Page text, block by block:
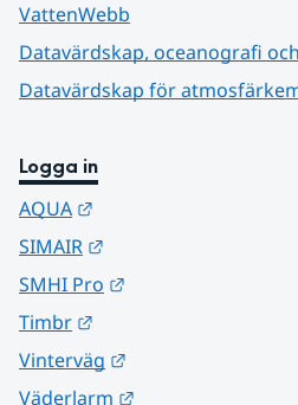
VattenWebb
Datavärdskap, oceanografi
Datavärdskap för
Logga in
AQUA
SIMAIR
SMHI Pro
Timbr
Vinterväg
Väderlarm